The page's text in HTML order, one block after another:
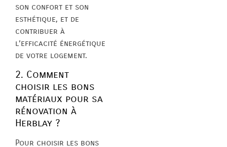
son confort et son
esthétique, et de
contribuer à
l’efficacité énergétique
de votre logement.
2. Comment
choisir les bons
matériaux pour sa
rénovation à
Herblay ?
Pour choisir les bons